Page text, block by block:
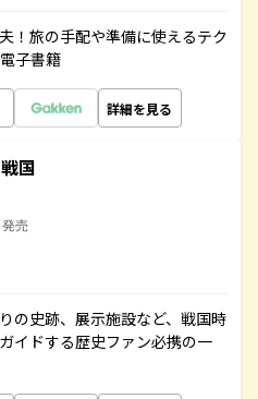
！旅の手配や準備に使えるテク
子書籍
詳細を見る
国
売
の史跡、展示施設など、戦国時
イドする歴史ファン必携の一